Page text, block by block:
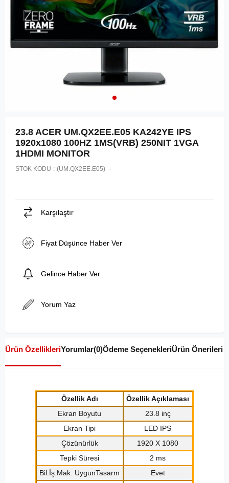
23.8 ACER UM.QX2EE.E05 KA242YE IPS
1920x1080 100HZ 1MS(VRB) 250NIT 1VGA
1HDMI MONITOR
STOK KODU (UM.QX2EE.E05)
Karşılaştır
Fiyat Düşünce Haber Ver
Gelince Haber Ver
Yorum Yaz
Ürün ÖzellikleriYorumlar(0)Ödeme SeçenekleriÜrün Önerileri
Özellik Adı
Özellik Açıklaması
Ekran Boyutu
23.8 inç
Ekran Tipi
LED IPS
Çözünürlük
1920 X 1080
Tepki Süresi
2 ms
Bil.İş.Mak. UygunTasarm
Evet